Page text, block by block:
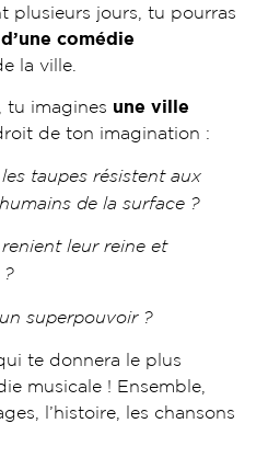
plusieurs jours, tu pourras
comédie
la ville.
tu imagines une ville
de ton imagination :
taupes résistent aux
de la surface ?
leur reine et
?
superpouvoir ?
te donnera le plus
musicale ! Ensemble,
l’histoire, les chansons